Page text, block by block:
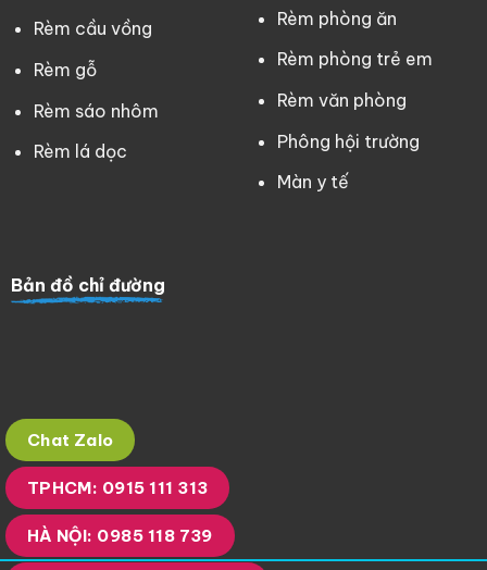
Rèm cầu vồng
Rèm gỗ
Rèm sáo nhôm
Rèm lá dọc
Rèm phòng ăn
Rèm phòng trẻ em
Rèm văn phòng
Phông hội trường
Màn y tế
Bản đồ chỉ đường
Chat Zalo
TPHCM: 0915 111 313
HÀ NỘI: 0985 118 739